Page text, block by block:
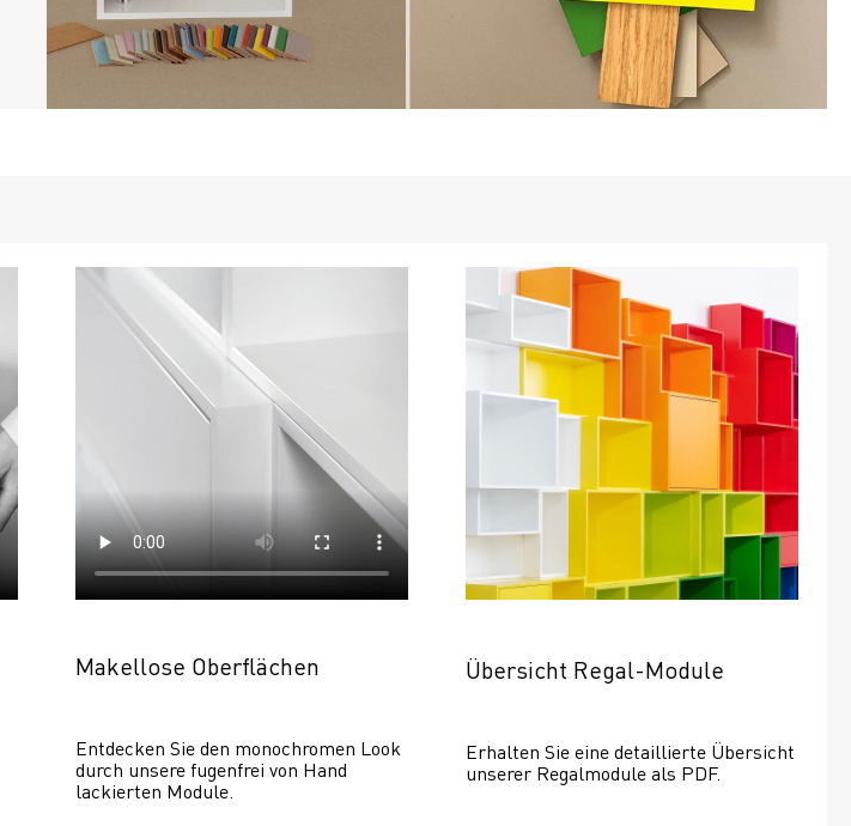
Makellose Oberflächen
Entdecken Sie den monochromen Look
durch unsere fugenfrei von Hand
lackierten Module.
Übersicht Regal-Module
Erhalten Sie eine detaillierte Übersicht
unserer Regalmodule als PDF.